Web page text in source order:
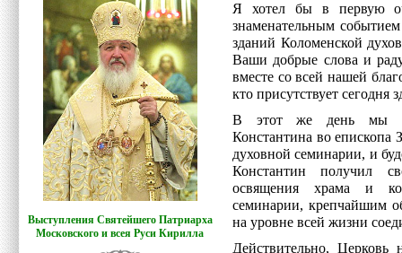
Выступления Святейшего Патриарха
Московского и всея Руси Кирилла
Я хотел бы в первую
знаменательным
зданий Коломенской
Ваши добрые слова и
вместе со всей нашей
кто присутствует сегодня
В этот же день мы
Константина во епископа
духовной семинарии, и
Константин получил
освящения храма и
семинарии, крепчайшим
на уровне всей жизни
Действительно,